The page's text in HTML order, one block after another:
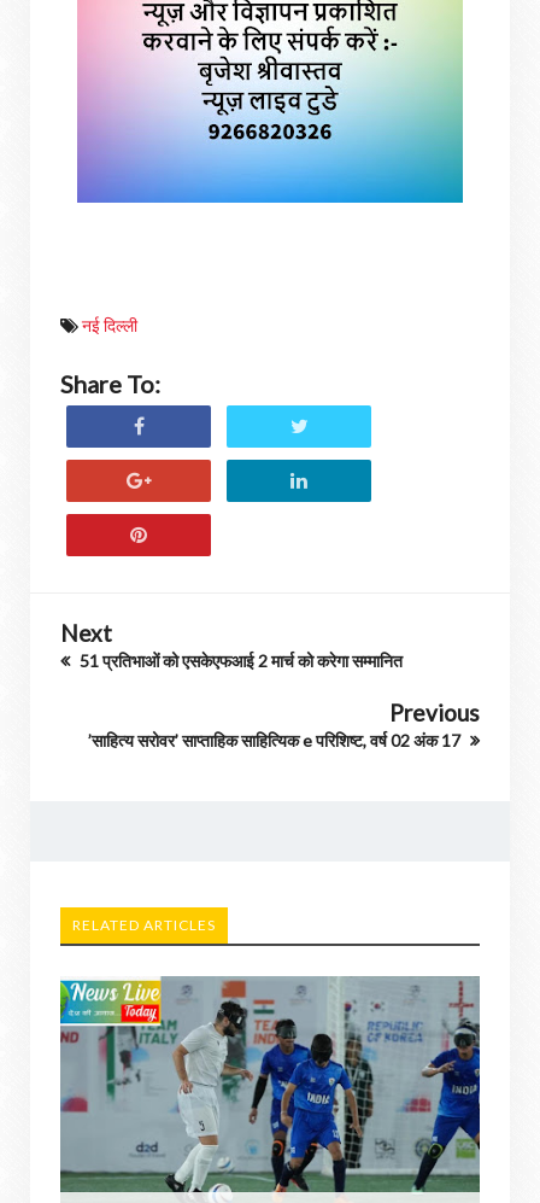
नई दिल्ली
Share To:
Next
51 प्रतिभाओं को एसकेएफआई 2 मार्च को करेगा सम्मानित
Previous
’साहित्य सरोवर’ साप्ताहिक साहित्यिक e परिशिष्ट, वर्ष 02 अंक 17
RELATED ARTICLES